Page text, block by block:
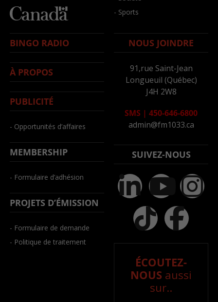
- Sports
BINGO RADIO
À PROPOS
PUBLICITÉ
- Opportunités d’affaires
MEMBERSHIP
- Formulaire d’adhésion
PROJETS D’ÉMISSION
- Formulaire de demande
- Politique de traitement
NOUS JOINDRE
91,rue Saint-Jean
Longueuil (Québec)
J4H 2W8
SMS | 450-646-6800
admin@fm1033.ca
SUIVEZ-NOUS
ÉCOUTEZ-
NOUS aussi
sur..